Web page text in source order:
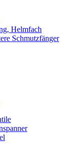
Helmfach
Schmutzfänger